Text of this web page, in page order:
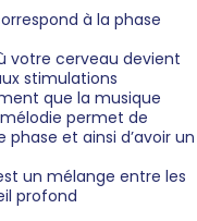
à la phase
votre cerveau devient
stimulations
que la musique
permet de
et ainsi d’avoir un
un mélange entre les
profond